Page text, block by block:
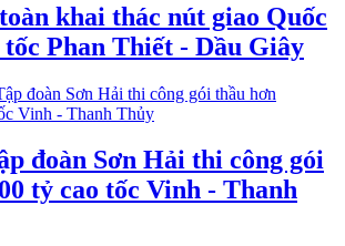
khai thác nút giao Quốc
Phan Thiết - Dầu Giây
đoàn Sơn Hải thi công gói
tỷ cao tốc Vinh - Thanh